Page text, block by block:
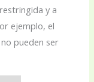
y a
ejemplo, el
pueden ser